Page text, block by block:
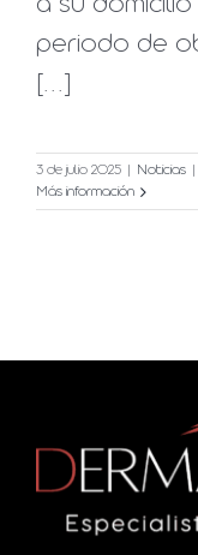
a su
periodo de
[...]
3 de julio 2025 Noticias
Más información